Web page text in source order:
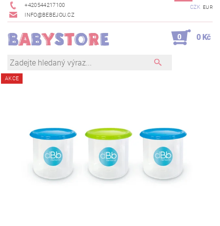
+420544217100
INFO@BEBEJOU.CZ
CZK EUR
0 0 Kč
AKCE